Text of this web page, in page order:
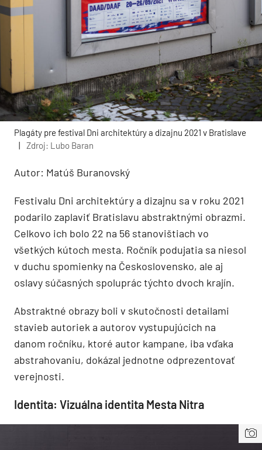
Plagáty pre festival Dni architektúry a dizajnu 2021 v Bratislave
|
Zdroj: Lubo Baran
Autor: Matúš Buranovský
Festivalu Dni architektúry a dizajnu sa v roku 2021
podarilo zaplaviť Bratislavu abstraktnými obrazmi.
Celkovo ich bolo 22 na 56 stanovištiach vo
všetkých kútoch mesta. Ročník podujatia sa niesol
v duchu spomienky na Československo, ale aj
oslavy súčasných spoluprác týchto dvoch krajín.
Abstraktné obrazy boli v skutočnosti detailami
stavieb autoriek a autorov vystupujúcich na
danom ročníku, ktoré autor kampane, iba vďaka
abstrahovaniu, dokázal jednotne odprezentovať
verejnosti.
Identita: Vizuálna identita Mesta Nitra